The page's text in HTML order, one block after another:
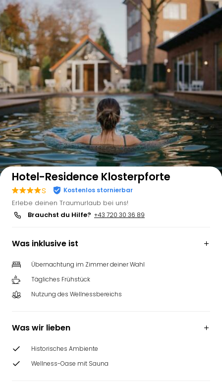
Auf der Karte anzeigen
Hotel-Residence Klosterpforte
s Kostenlos stornierbar
Erlebe deinen Traumurlaub bei uns!
Brauchst du Hilfe? +43 720 30 36 89
Was inklusive ist
Übernachtung im Zimmer deiner Wahl
Tägliches Frühstück
Nutzung des Wellnessbereichs
Was wir lieben
Historisches Ambiente
Wellness-Oase mit Sauna